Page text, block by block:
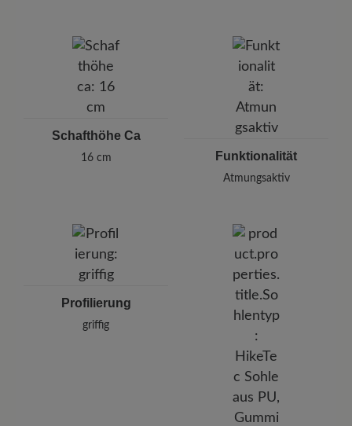
Schafthöhe Ca
16 cm Funktionalität
Atmungsaktiv
Profilierung
griffig